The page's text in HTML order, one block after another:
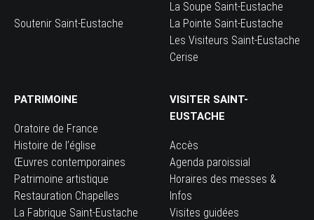
Soutenir Saint-Eustache
La Soupe Saint-Eustache
La Pointe Saint-Eustache
Les Visiteurs Saint-Eustache
Cerise
PATRIMOINE
Oratoire de France
Histoire de l’église
Œuvres contemporaines
Patrimoine artistique
Restauration Chapelles
La Fabrique Saint-Eustache
VISITER SAINT-
EUSTACHE
Accès
Agenda paroissial
Horaires des messes &
Infos
Visites guidées